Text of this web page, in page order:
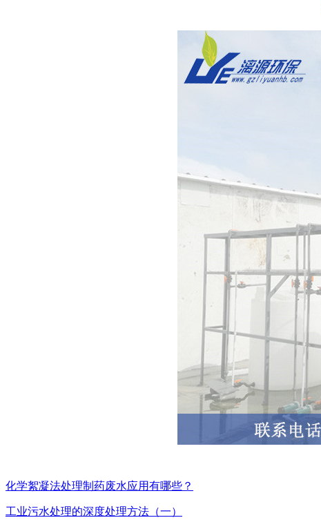
化学絮凝法处理制药废水应用有哪些？
工业污水处理的深度处理方法（一）